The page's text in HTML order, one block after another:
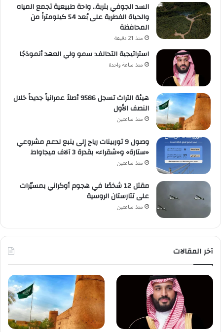
السد الجوفي بتربة.. واحة طبيعية تجمع المياه
والحياة الفطرية على بُعد 54 كيلومتراً من
المحافظة
منذ 21 دقيقة
استراتيجية التحالف: سمو ولي العهد أنموذجًا
منذ ساعة واحدة
هيئة التراث تسجل 9586 أصلاً عمرانياً جديداً خلال
النصف الأول
منذ ساعتين
وصول 9 توربينات رياح إلى ينبع لدعم مشروعي
«ستارة» و«شقراء» بقدرة 3 آلاف ميجاواط
منذ ساعتين
مقتل 12 شخصًا في هجوم أوكراني بمسيّرات
على تتارستان الروسية
منذ ساعتين
آخر المقالات